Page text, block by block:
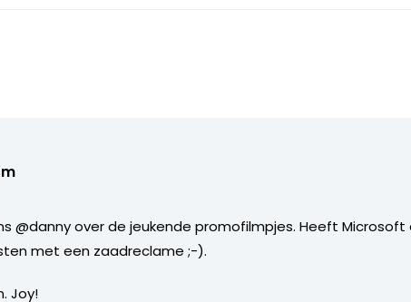
@danny over de jeukende promofilmpjes. Heeft
met een zaadreclame ;-).
Joy!